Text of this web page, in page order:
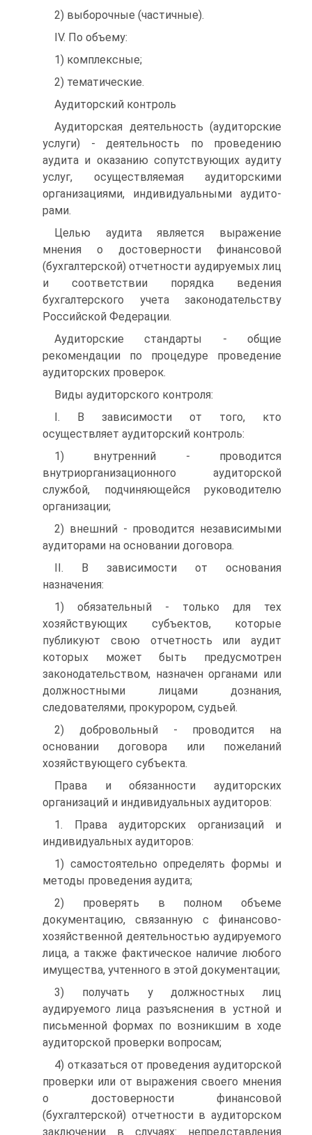
2) выборочные (частичные).
IV. По объему:
1) комплексные;
2) тематические.
Аудиторский контроль
Аудиторская деятельность (аудиторские
услуги) - деятельность по проведению
аудита и оказанию сопутствующих аудиту
услуг, осуществляемая аудиторскими
организациями, индивидуальными аудито­
рами.
Целью аудита является выражение
мнения о достоверности финансовой
(бухгалтерской) отчетности аудируемых лиц
и соответствии порядка ведения
бухгалтерского учета законодательству
Российской Федерации.
Аудиторские стандарты - общие
рекомендации по процедуре проведение
аудиторских проверок.
Виды аудиторского контроля:
I. В зависимости от того, кто
осуществляет аудиторский контроль:
1) внутренний - проводится
внутриорганизационного аудиторской
службой, подчиняющейся руководителю
организации;
2) внешний - проводится независимыми
аудиторами на основании договора.
II. В зависимости от основания
назначения:
1) обязательный - только для тех
хозяйствующих субъектов, которые
публикуют свою отчетность или аудит
которых может быть предусмотрен
законодательством, назначен органами или
должностными лицами дознания,
следователями, прокурором, судьей.
2) добровольный - проводится на
основании договора или пожеланий
хозяйствующего субъекта.
Права и обязанности аудиторских
организаций и индивидуальных аудиторов:
1. Права аудиторских организаций и
индивидуальных аудиторов:
1) самостоятельно определять формы и
методы проведения аудита;
2) проверять в полном объеме
документацию, связанную с финансово­
хозяйственной деятельностью аудируемого
лица, а также фактическое наличие любого
имущества, учтенного в этой документации;
3) получать у должностных лиц
аудируемого лица разъяснения в устной и
письменной формах по возникшим в ходе
аудиторской проверки вопросам;
4) отказаться от проведения аудиторской
проверки или от выражения своего мнения
о достоверности финансовой
(бухгалтерской) отчетности в аудиторском
заключении в случаях: непредставления